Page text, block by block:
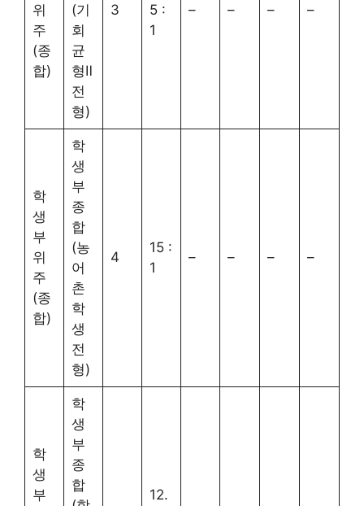
위
주
(종
합)
(기
회
균
형Ⅱ
전
형)
3
5 :
1
– – – –
학
생
부
위
주
(종
합)
학
생
부
종
합
(농
어
촌
학
생
전
형)
4
15 :
1
– – – –
학
생
부
학
생
부
종
합
12.